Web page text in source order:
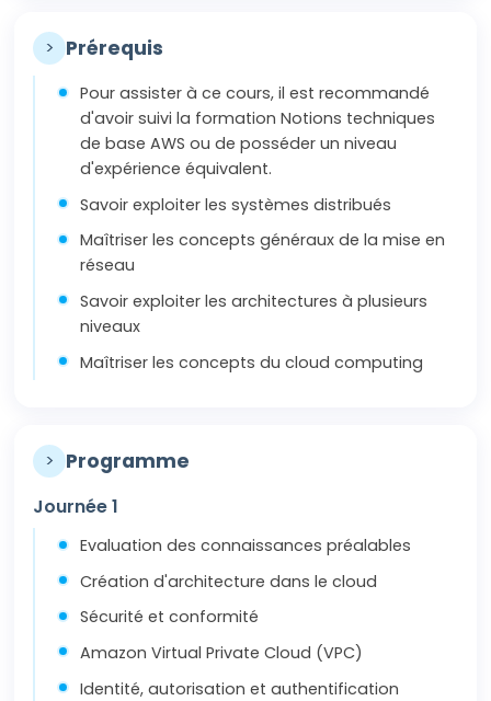
> Prérequis
Pour assister à ce cours, il est recommandé
d'avoir suivi la formation Notions techniques
de base AWS ou de posséder un niveau
d'expérience équivalent.
Savoir exploiter les systèmes distribués
Maîtriser les concepts généraux de la mise en
réseau
Savoir exploiter les architectures à plusieurs
niveaux
Maîtriser les concepts du cloud computing
> Programme
Journée 1
Evaluation des connaissances préalables
Création d'architecture dans le cloud
Sécurité et conformité
Amazon Virtual Private Cloud (VPC)
Identité, autorisation et authentification